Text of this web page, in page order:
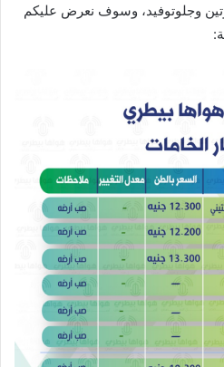
العباد 36% جلوتين وجلوتوفيد، وسوف نعرض عليكم